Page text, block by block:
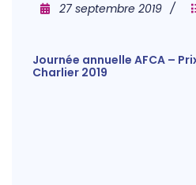
27 septembre 2019
Journée annuelle AFCA –
Charlier 2019